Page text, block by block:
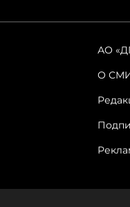
АО
О